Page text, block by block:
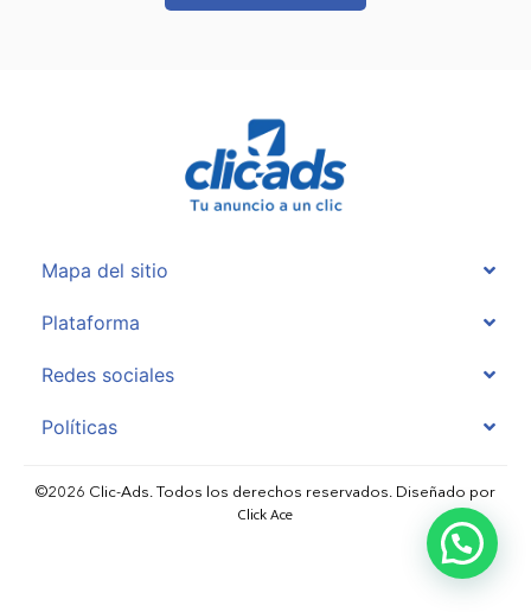
Mapa del sitio
Plataforma
Redes sociales
Políticas
©2026 Clic-Ads. Todos los derechos reservados. Diseñado por
Click Ace